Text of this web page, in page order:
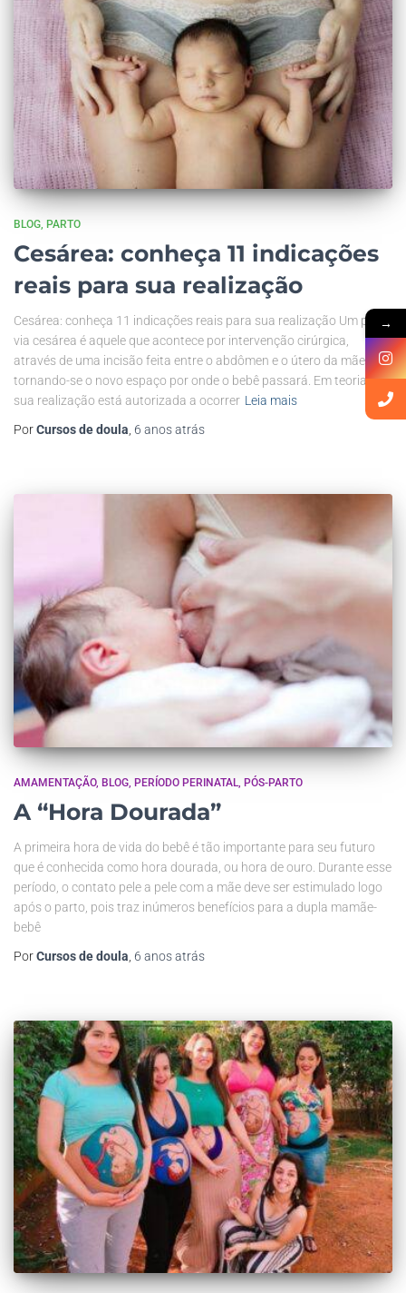
BLOG PARTO
Cesárea: conheça 11 indicações
reais para sua realização
Cesárea: conheça 11 indicações reais para sua realização Um parto
via cesárea é aquele que acontece por intervenção cirúrgica,
através de uma incisão feita entre o abdômen e o útero da mãe –
tornando-se o novo espaço por onde o bebê passará. Em teoria,
sua realização está autorizada a ocorrer Leia mais
PorCursos de doula 6 anosatrás
AMAMENTAÇÃO BLOG PERÍODO PERINATAL PÓS-PARTO
A “Hora Dourada”
A primeira hora de vida do bebê é tão importante para seu futuro
que é conhecida como hora dourada, ou hora de ouro. Durante esse
período, o contato pele a pele com a mãe deve ser estimulado logo
após o parto, pois traz inúmeros benefícios para a dupla mamãe-
bebê
PorCursos de doula 6 anosatrás
→